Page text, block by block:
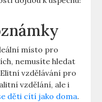
místo pro
nemusíte hledat
Elitní vzdělávání pro
vzdělání, ale i
děti cítí jako doma.